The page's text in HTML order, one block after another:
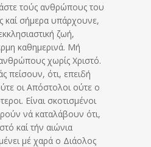
τούς ανθρώπους του
σήμερα υπάρχουνε,
ζωή,
καθημερινά. Μή
χωρίς Χριστό.
πείσουν, ότι, επειδή
οι Απόστολοι ούτε ο
Είναι σκοτισμένοι
νά καταλάβουν ότι,
καί τήν αιώνια
μέ χαρά ο Διάολος